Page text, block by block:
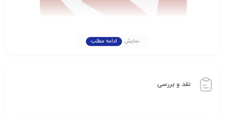
نمایش ادامه مطلب
نقد و بررسی